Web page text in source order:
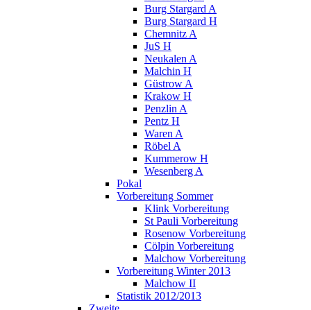
Burg Stargard A
Burg Stargard H
Chemnitz A
JuS H
Neukalen A
Malchin H
Güstrow A
Krakow H
Penzlin A
Pentz H
Waren A
Röbel A
Kummerow H
Wesenberg A
Pokal
Vorbereitung Sommer
Klink Vorbereitung
St Pauli Vorbereitung
Rosenow Vorbereitung
Cölpin Vorbereitung
Malchow Vorbereitung
Vorbereitung Winter 2013
Malchow II
Statistik 2012/2013